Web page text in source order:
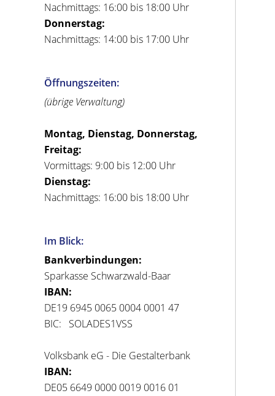
Nachmittags: 16:00 bis 18:00 Uhr
Donnerstag:
Nachmittags: 14:00 bis 17:00 Uhr
Öffnungszeiten:
(übrige Verwaltung)
Montag, Dienstag, Donnerstag,
Freitag:
Vormittags: 9:00 bis 12:00 Uhr
Dienstag:
Nachmittags: 16:00 bis 18:00 Uhr
Im Blick:
Bankverbindungen:
Sparkasse Schwarzwald-Baar
IBAN:
DE19 6945 0065 0004 0001 47
BIC: SOLADES1VSS
Volksbank eG - Die Gestalterbank
IBAN:
DE05 6649 0000 0019 0016 01